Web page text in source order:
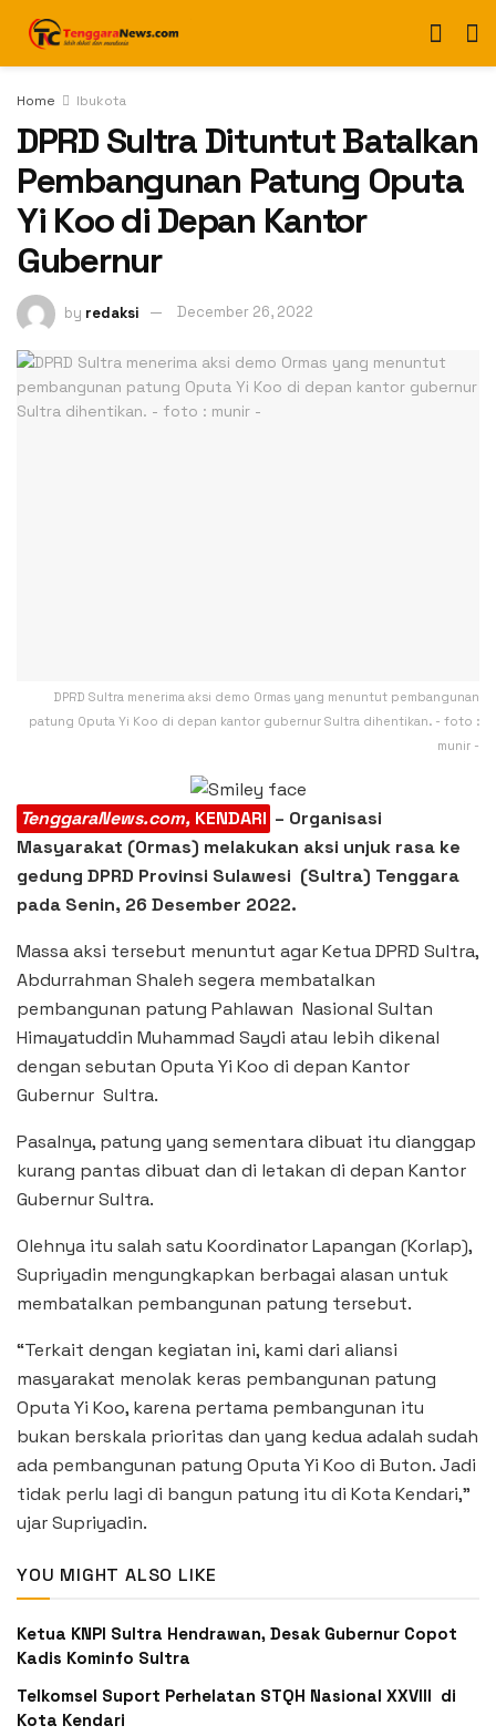
Home Ibukota
DPRD Sultra Dituntut Batalkan
Pembangunan Patung Oputa
Yi Koo di Depan Kantor
Gubernur
by redaksi December 26, 2022
DPRD Sultra menerima aksi demo Ormas yang menuntut pembangunan
patung Oputa Yi Koo di depan kantor gubernur Sultra dihentikan. - foto :
munir -
TenggaraNews.com, KENDARI – Organisasi
Masyarakat (Ormas) melakukan aksi unjuk rasa ke
gedung DPRD Provinsi Sulawesi (Sultra) Tenggara
pada Senin, 26 Desember 2022.
Massa aksi tersebut menuntut agar Ketua DPRD Sultra,
Abdurrahman Shaleh segera membatalkan
pembangunan patung Pahlawan Nasional Sultan
Himayatuddin Muhammad Saydi atau lebih dikenal
dengan sebutan Oputa Yi Koo di depan Kantor
Gubernur Sultra.
Pasalnya, patung yang sementara dibuat itu dianggap
kurang pantas dibuat dan di letakan di depan Kantor
Gubernur Sultra.
Olehnya itu salah satu Koordinator Lapangan (Korlap),
Supriyadin mengungkapkan berbagai alasan untuk
membatalkan pembangunan patung tersebut.
“Terkait dengan kegiatan ini, kami dari aliansi
masyarakat menolak keras pembangunan patung
Oputa Yi Koo, karena pertama pembangunan itu
bukan berskala prioritas dan yang kedua adalah sudah
ada pembangunan patung Oputa Yi Koo di Buton. Jadi
tidak perlu lagi di bangun patung itu di Kota Kendari,”
ujar Supriyadin.
YOU MIGHT ALSO LIKE
Ketua KNPI Sultra Hendrawan, Desak Gubernur Copot
Kadis Kominfo Sultra
Telkomsel Suport Perhelatan STQH Nasional XXVIII di
Kota Kendari